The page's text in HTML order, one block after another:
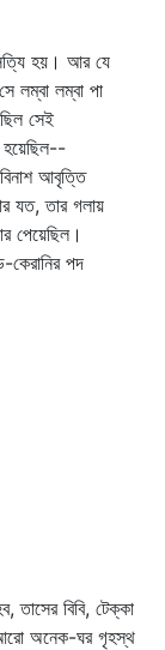
হয়। আর যে
লম্বা লম্বা পা
সেই
হয়েছিল--
আবৃত্তি
যত, তার গলায়
পেয়েছিল।
পদ
তাসের বিবি, টেক্কা
আরো অনেক-ঘর গৃহস্থ